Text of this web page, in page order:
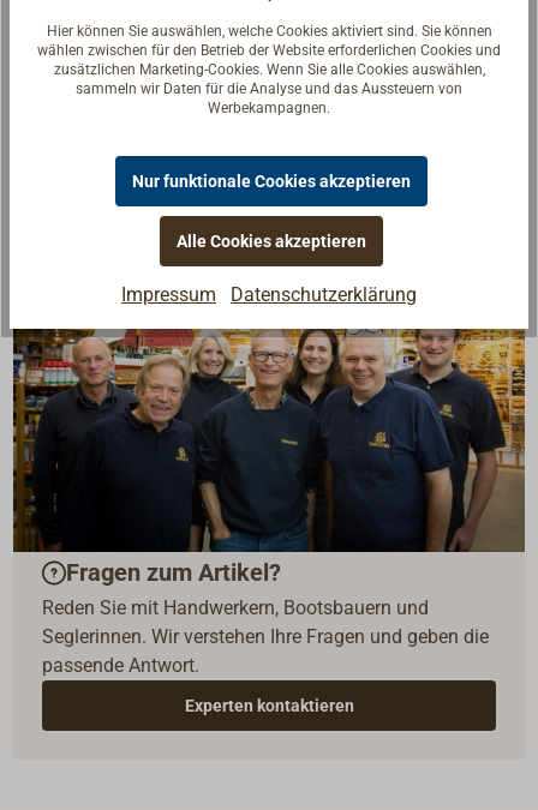
rundem Auge.
Messing gerollt.
Mit Mutter und Scheibe.
Fragen zum Artikel?
Reden Sie mit Handwerkern, Bootsbauern und
Seglerinnen. Wir verstehen Ihre Fragen und geben die
passende Antwort.
Experten kontaktieren
Hier können Sie auswählen, welche Cookies aktiviert sind. Sie können
wählen zwischen für den Betrieb der Website erforderlichen Cookies und
zusätzlichen Marketing-Cookies. Wenn Sie alle Cookies auswählen,
sammeln wir Daten für die Analyse und das Aussteuern von
Werbekampagnen.
Nur funktionale Cookies akzeptieren
Alle Cookies akzeptieren
Impressum Datenschutzerklärung